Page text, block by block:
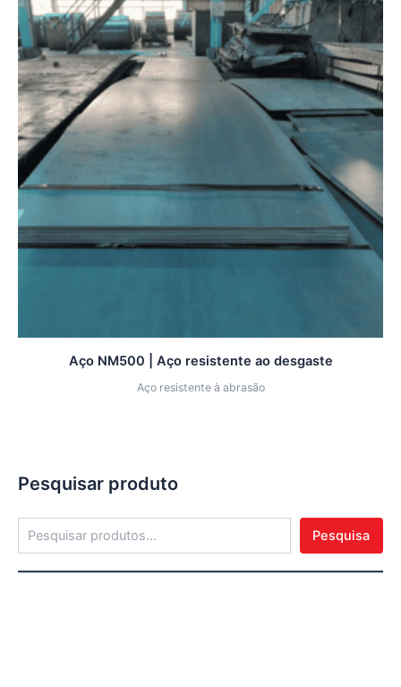
Pesquisar produto
Pesquisa
Aço NM500 | Aço resistente ao desgaste
Aço resistente à abrasão